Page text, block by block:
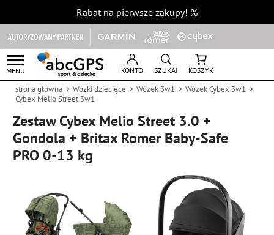
Rabat na pierwsze zakupy! %
MENU KONTO SZUKAJ KOSZYK
strona główna Wózki dziecięce Wózek 3w1
Wózek Cybex 3w1
Cybex Melio Street 3w1
Zestaw Cybex Melio Street 3.0 +
Gondola + Britax Romer Baby-Safe
PRO 0-13 kg